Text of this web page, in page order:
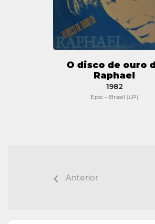
O disco de ouro
Raphael
1982
Epic – Brasil (LP)
Anterior